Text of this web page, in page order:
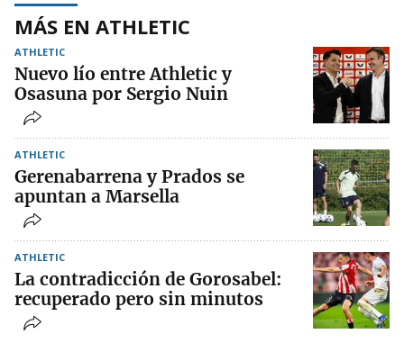
MÁS EN ATHLETIC
ATHLETIC
Nuevo lío entre Athletic y
Osasuna por Sergio Nuin
ATHLETIC
Gerenabarrena y Prados se
apuntan a Marsella
ATHLETIC
La contradicción de Gorosabel:
recuperado pero sin minutos